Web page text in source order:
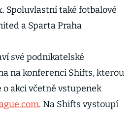
Spoluvlastní také fotbalové
a Sparta Praha
své podnikatelské
na konferenci Shifts, kterou
o akci včetně vstupenek
. Na Shifts vystoupí